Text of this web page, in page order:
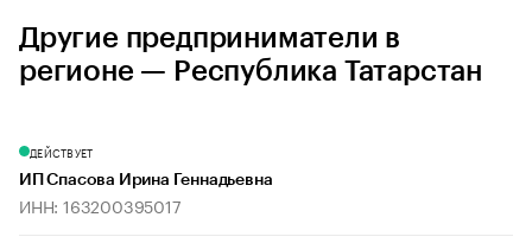
Другие предприниматели в
регионе — Республика Татарстан
ДЕЙСТВУЕТ
ИП Спасова Ирина Геннадьевна
ИНН: 163200395017